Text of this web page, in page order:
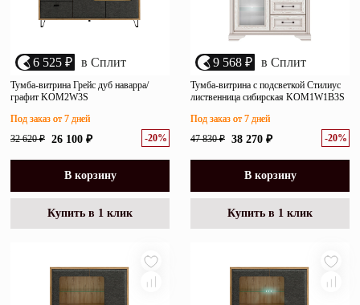
6 525 ₽ в Сплит
Тумба-витрина Грейс дуб наварра/
графит KOM2W3S
32 620 ₽ 26 100 ₽ -20%
Под заказ от 7 дней
В корзину
Купить в 1 клик
9 568 ₽ в Сплит
Тумба-витрина с подсветкой Стилиус
лиственница сибирская KOM1W1B3S
47 830 ₽ 38 270 ₽ -20%
Под заказ от 7 дней
В корзину
Купить в 1 клик